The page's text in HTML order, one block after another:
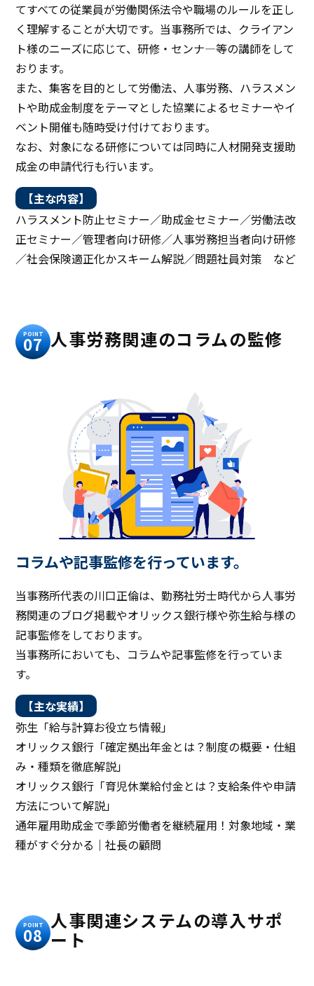
てすべての従業員が労働関係法令や職場のルールを正し
く理解することが大切です。当事務所では、クライアン
ト様のニーズに応じて、研修・センナ―等の講師をして
おります。
また、集客を目的として労働法、人事労務、ハラスメン
トや助成金制度をテーマとした協業によるセミナーやイ
ベント開催も随時受け付けております。
なお、対象になる研修については同時に人材開発支援助
成金の申請代行も行います。
【主な内容】
ハラスメント防止セミナー／助成金セミナー／労働法改
正セミナー／管理者向け研修／人事労務担当者向け研修
／社会保険適正化かスキーム解説／問題社員対策 など
POINT
07 人事労務関連のコラムの監修
コラムや記事監修を行っています。
当事務所代表の川口正倫は、勤務社労士時代から人事労
務関連のブログ掲載やオリックス銀行様や弥生給与様の
記事監修をしております。
当事務所においても、コラムや記事監修を行っていま
す。
【主な実績】
弥生「給与計算お役立ち情報」
オリックス銀行「確定拠出年金とは？制度の概要・仕組
み・種類を徹底解説」
オリックス銀行「育児休業給付金とは？支給条件や申請
方法について解説」
通年雇用助成金で季節労働者を継続雇用！対象地域・業
種がすぐ分かる｜社長の顧問
POINT
08
人事関連システムの導入サポ
ート